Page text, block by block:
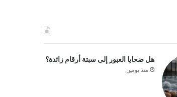
هل ضحايا العبور إلى سبتة أرقام زائدة؟
منذ يومين